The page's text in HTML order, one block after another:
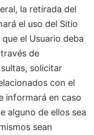
la retirada del
el uso del Sitio
el Usuario deba
de
solicitar
con el
informará en caso
alguno de ellos sea
sean